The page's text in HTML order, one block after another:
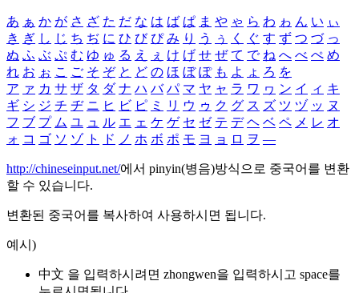
あ ぁ か が さ ざ た だ な は ば ぱ ま や ゃ ら わ ゎ ん い ぃ
き ぎ し じ ち ぢ に ひ び ぴ み り う ぅ く ぐ す ず つ づ っ
ぬ ふ ぶ ぷ む ゆ ゅ る え ぇ け げ せ ぜ て で ね へ べ ぺ め
れ お ぉ こ ご そ ぞ と ど の ほ ぼ ぽ も よ ょ ろ を
ア ァ カ サ ザ タ ダ ナ ハ バ パ マ ヤ ャ ラ ワ ヮ ン イ ィ キ
ギ シ ジ チ ヂ ニ ヒ ビ ピ ミ リ ウ ゥ ク グ ス ズ ツ ヅ ッ ヌ
フ ブ プ ム ユ ュ ル エ ェ ケ ゲ セ ゼ テ デ ヘ ベ ペ メ レ オ
ォ コ ゴ ソ ゾ ト ド ノ ホ ボ ポ モ ヨ ョ ロ ヲ ―
http://chineseinput.net/에서 pinyin(병음)방식으로 중국어를 변환
할 수 있습니다.
변환된 중국어를 복사하여 사용하시면 됩니다.
예시)
中文 을 입력하시려면 zhongwen을 입력하시고 space를